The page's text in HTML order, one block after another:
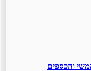
והכספים